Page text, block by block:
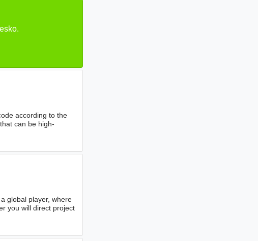
according to the
can be high-
global player, where
you will direct project